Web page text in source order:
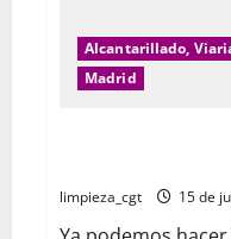
Alcantarillado,
Madrid
limpieza_cgt 15 de